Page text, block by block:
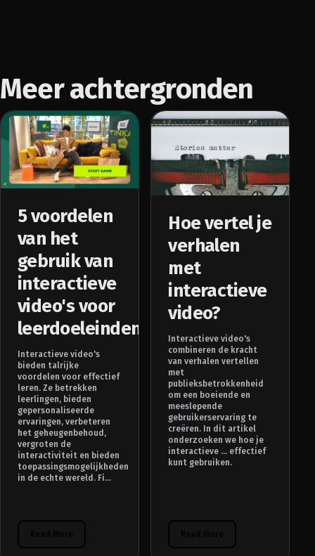
Meer achtergronden
5 voordelen
van het
gebruik van
interactieve
video's voor
leerdoeleinden
Interactieve video's
bieden talrijke
voordelen voor effectief
leren. Ze betrekken
leerlingen, bieden
gepersonaliseerde
ervaringen, verbeteren
het geheugenbehoud,
vergroten de
interactiviteit en bieden
toepassingsmogelijkheden
in de echte wereld. Fi...
Hoe vertel je
verhalen
met
interactieve
video?
Interactieve video's
combineren de kracht
van verhalen vertellen
met
publieksbetrokkenheid
om een boeiende en
meeslepende
gebruikerservaring te
creëren. In dit artikel
onderzoeken we hoe je
interactieve ... effectief
kunt gebruiken.